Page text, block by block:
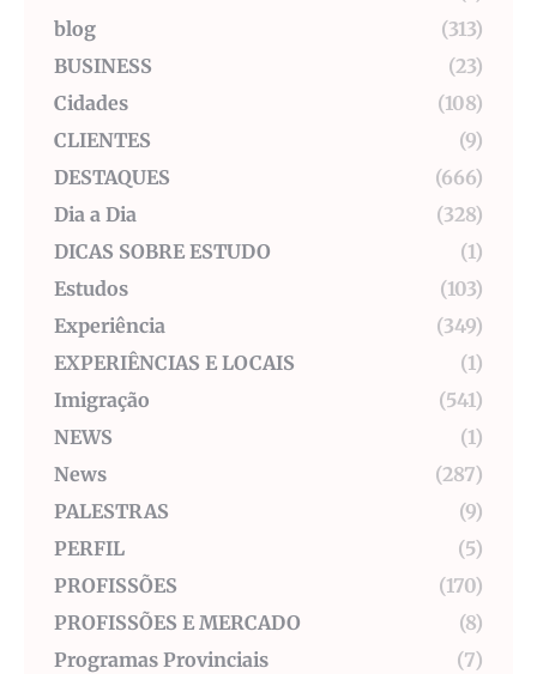
blog
(313)
BUSINESS
(23)
Cidades
(108)
CLIENTES
(9)
DESTAQUES
(666)
Dia a Dia
(328)
DICAS SOBRE ESTUDO
(1)
Estudos
(103)
Experiência
(349)
EXPERIÊNCIAS E LOCAIS
(1)
Imigração
(541)
NEWS
(1)
News
(287)
PALESTRAS
(9)
PERFIL
(5)
PROFISSÕES
(170)
PROFISSÕES E MERCADO
(8)
Programas Provinciais
(7)